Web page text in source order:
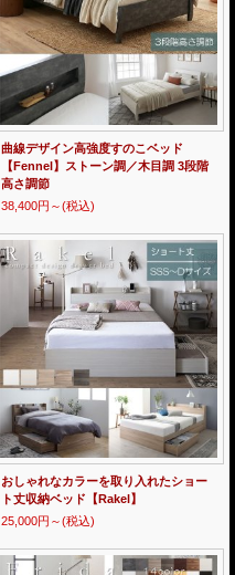
曲線デザイン高強度すのこベッド
【Fennel】ストーン調／木目調 3段階
高さ調節
38,400円～(税込)
おしゃれなカラーを取り入れたショー
ト丈収納ベッド【Rakel】
25,000円～(税込)